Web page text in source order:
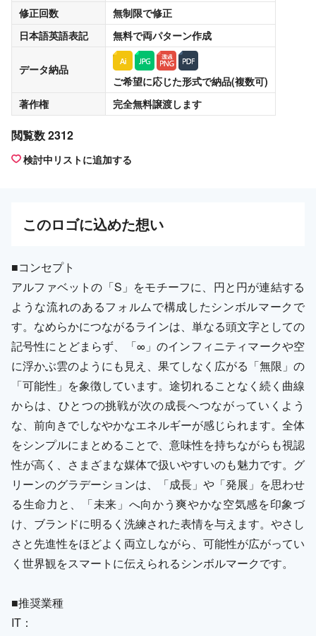
修正回数
無制限で修正
日本語英語表記
無料で両パターン作成
データ納品
ご希望に応じた形式で納品(複数可)
著作権
完全無料譲渡します
閲覧数 2312
検討中リストに追加する
このロゴに込めた想い
■コンセプト
アルファベットの「S」をモチーフに、円と円が連結する
ような流れのあるフォルムで構成したシンボルマークで
す。なめらかにつながるラインは、単なる頭文字としての
記号性にとどまらず、「∞」のインフィニティマークや空
に浮かぶ雲のようにも見え、果てしなく広がる「無限」の
「可能性」を象徴しています。途切れることなく続く曲線
からは、ひとつの挑戦が次の成長へつながっていくよう
な、前向きでしなやかなエネルギーが感じられます。全体
をシンプルにまとめることで、意味性を持ちながらも視認
性が高く、さまざまな媒体で扱いやすいのも魅力です。グ
リーンのグラデーションは、「成長」や「発展」を思わせ
る生命力と、「未来」へ向かう爽やかな空気感を印象づ
け、ブランドに明るく洗練された表情を与えます。やさし
さと先進性をほどよく両立しながら、可能性が広がってい
く世界観をスマートに伝えられるシンボルマークです。
■推奨業種
IT：